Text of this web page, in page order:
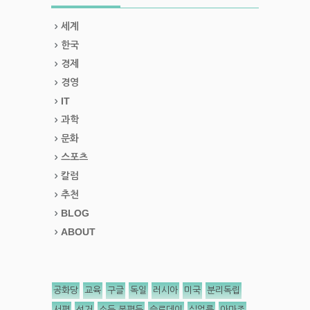
세계
한국
경제
경영
IT
과학
문화
스포츠
칼럼
추천
BLOG
ABOUT
공화당 교육 구글 독일 러시아 미국 분리독립